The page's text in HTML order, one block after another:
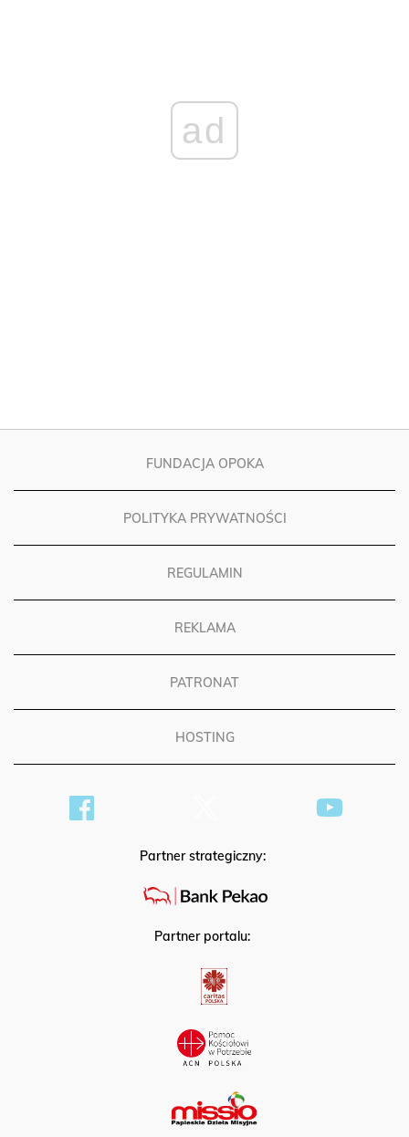
FUNDACJA OPOKA
POLITYKA PRYWATNOŚCI
REGULAMIN
REKLAMA
PATRONAT
HOSTING
Partner strategiczny:
Partner portalu: